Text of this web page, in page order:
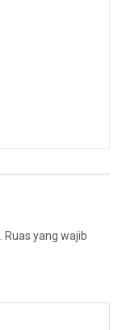
Ruas yang wajib